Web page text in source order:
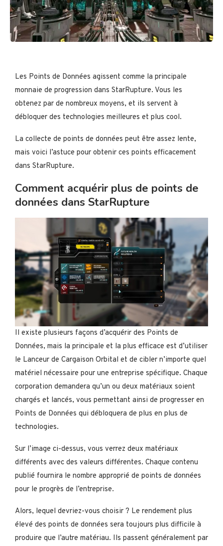
Les Points de Données agissent comme la principale
monnaie de progression dans StarRupture. Vous les
obtenez par de nombreux moyens, et ils servent à
débloquer des technologies meilleures et plus cool.
La collecte de points de données peut être assez lente,
mais voici l’astuce pour obtenir ces points efficacement
dans StarRupture.
Comment acquérir plus de points de
données dans StarRupture
Il existe plusieurs façons d’acquérir des Points de
Données, mais la principale et la plus efficace est d’utiliser
le Lanceur de Cargaison Orbital et de cibler n’importe quel
matériel nécessaire pour une entreprise spécifique. Chaque
corporation demandera qu’un ou deux matériaux soient
chargés et lancés, vous permettant ainsi de progresser en
Points de Données qui débloquera de plus en plus de
technologies.
Sur l’image ci-dessus, vous verrez deux matériaux
différents avec des valeurs différentes. Chaque contenu
publié fournira le nombre approprié de points de données
pour le progrès de l’entreprise.
Alors, lequel devriez-vous choisir ? Le rendement plus
élevé des points de données sera toujours plus difficile à
produire que l’autre matériau. Ils passent généralement par